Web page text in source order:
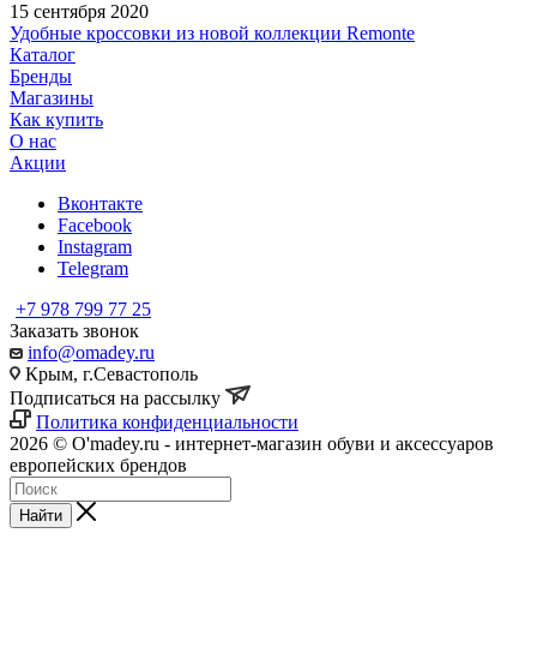
15 сентября 2020
Удобные кроссовки из новой коллекции Remonte
Каталог
Бренды
Магазины
Как купить
О нас
Акции
Вконтакте
Facebook
Instagram
Telegram
+7 978 799 77 25
Заказать звонок
info@omadey.ru
Крым, г.Севастополь
Подписаться на рассылку
Политика конфиденциальности
2026 © O'madey.ru - интернет-магазин обуви и аксессуаров
европейских брендов
Найти